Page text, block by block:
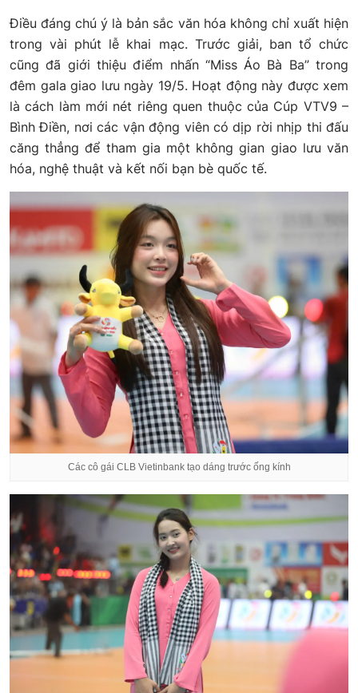
Điều đáng chú ý là bản sắc văn hóa không chỉ xuất hiện
trong vài phút lễ khai mạc. Trước giải, ban tổ chức
cũng đã giới thiệu điểm nhấn “Miss Áo Bà Ba” trong
đêm gala giao lưu ngày 19/5. Hoạt động này được xem
là cách làm mới nét riêng quen thuộc của Cúp VTV9 –
Bình Điền, nơi các vận động viên có dịp rời nhịp thi đấu
căng thẳng để tham gia một không gian giao lưu văn
hóa, nghệ thuật và kết nối bạn bè quốc tế.
Các cô gái CLB Vietinbank tạo dáng trước ống kính